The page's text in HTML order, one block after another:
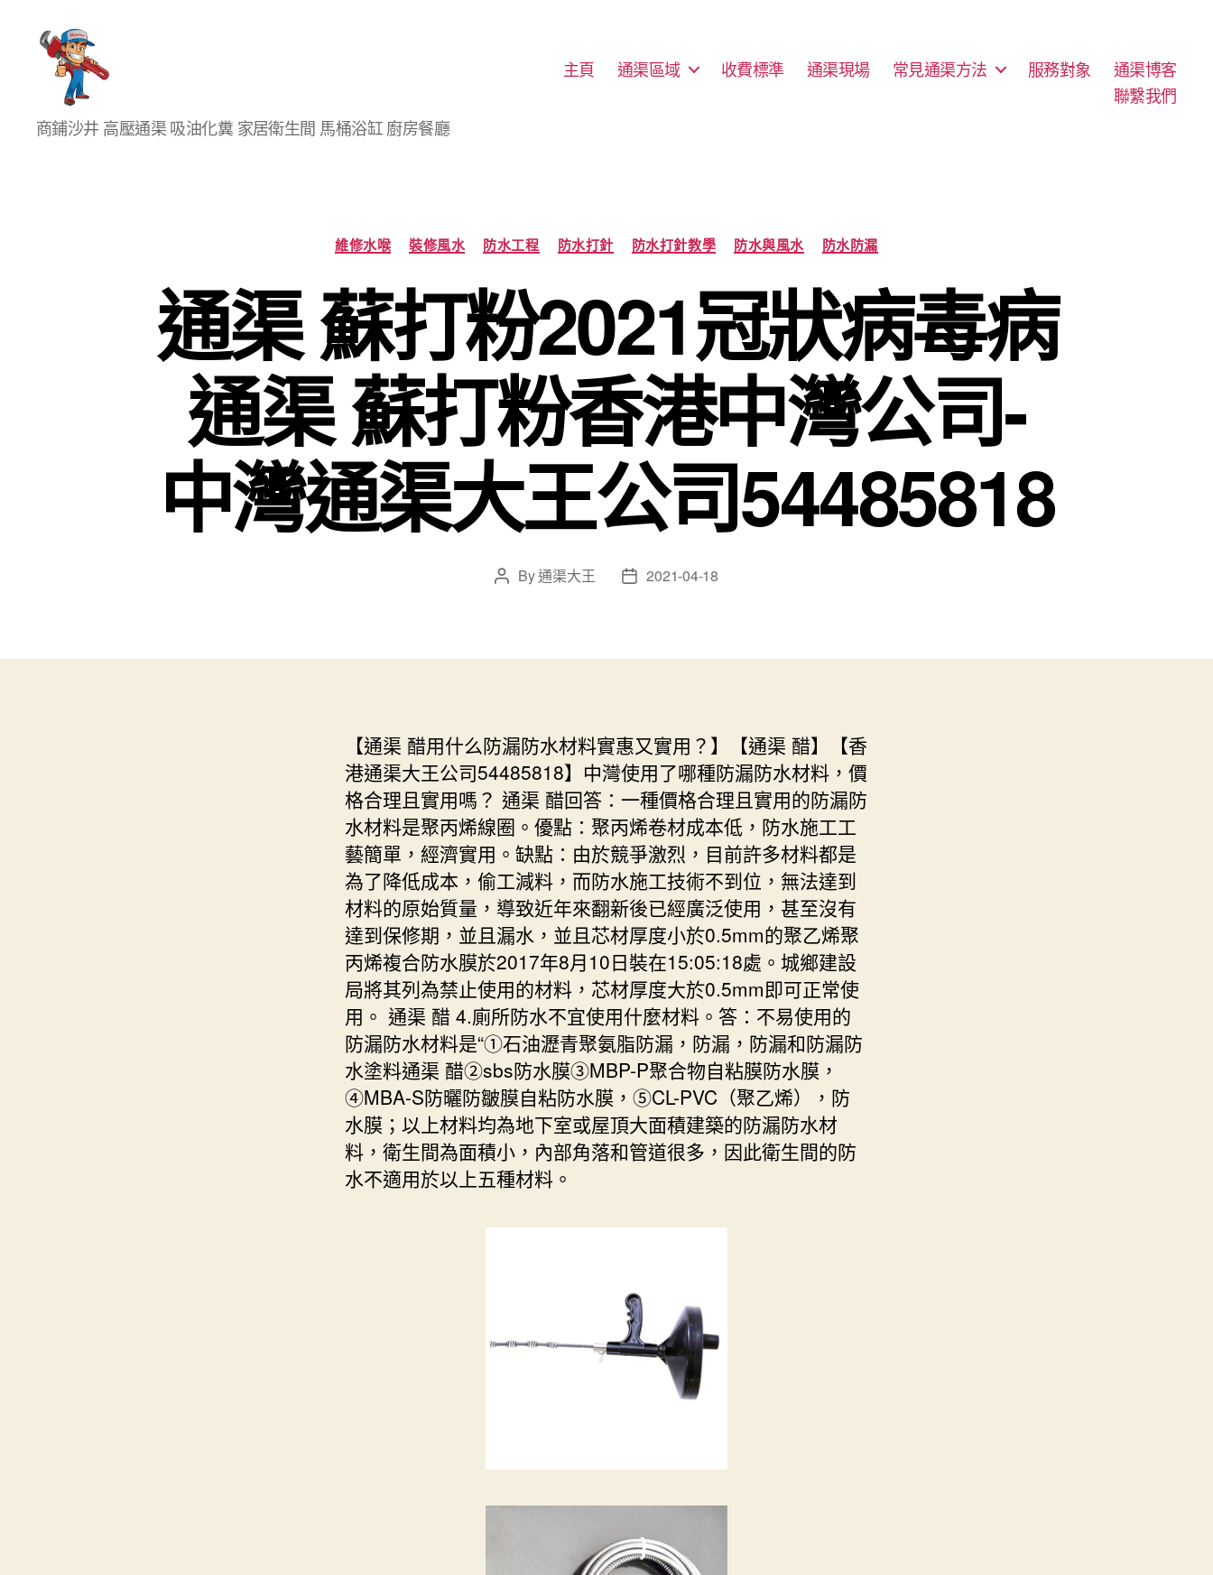
香
港
商鋪沙井 高壓通渠 吸油化糞 家居衛生間 馬桶浴缸 廚房餐廳
主頁 通渠區域 收費標準 通渠現場 常見通渠方法 服務對象
通渠博客
聯繫我們
Categories
維修水喉 裝修風水 防水工程 防水打針 防水打針教學 防水與風水 防水防漏
通渠 蘇打粉2021冠狀病毒病
通渠 蘇打粉香港中灣公司-
中灣通渠大王公司54485818
PostBy通渠大王
Post2021-04-18
【通渠 醋用什么防漏防水材料實惠又實用？】【通渠 醋】【香
港通渠大王公司54485818】中灣使用了哪種防漏防水材料，價
格合理且實用嗎？ 通渠 醋回答：一種價格合理且實用的防漏防
水材料是聚丙烯線圈。優點：聚丙烯卷材成本低，防水施工工
藝簡單，經濟實用。缺點：由於競爭激烈，目前許多材料都是
為了降低成本，偷工減料，而防水施工技術不到位，無法達到
材料的原始質量，導致近年來翻新後已經廣泛使用，甚至沒有
達到保修期，並且漏水，並且芯材厚度小於0.5mm的聚乙烯聚
丙烯複合防水膜於2017年8月10日裝在15:05:18處。城鄉建設
局將其列為禁止使用的材料，芯材厚度大於0.5mm即可正常使
用。 通渠 醋 4.廁所防水不宜使用什麼材料。答：不易使用的
防漏防水材料是“①石油瀝青聚氨脂防漏，防漏，防漏和防漏防
水塗料通渠 醋②sbs防水膜③MBP-P聚合物自粘膜防水膜，
④MBA-S防曬防皺膜自粘防水膜，⑤CL-PVC（聚乙烯），防
水膜；以上材料均為地下室或屋頂大面積建築的防漏防水材
料，衛生間為面積小，內部角落和管道很多，因此衛生間的防
水不適用於以上五種材料。